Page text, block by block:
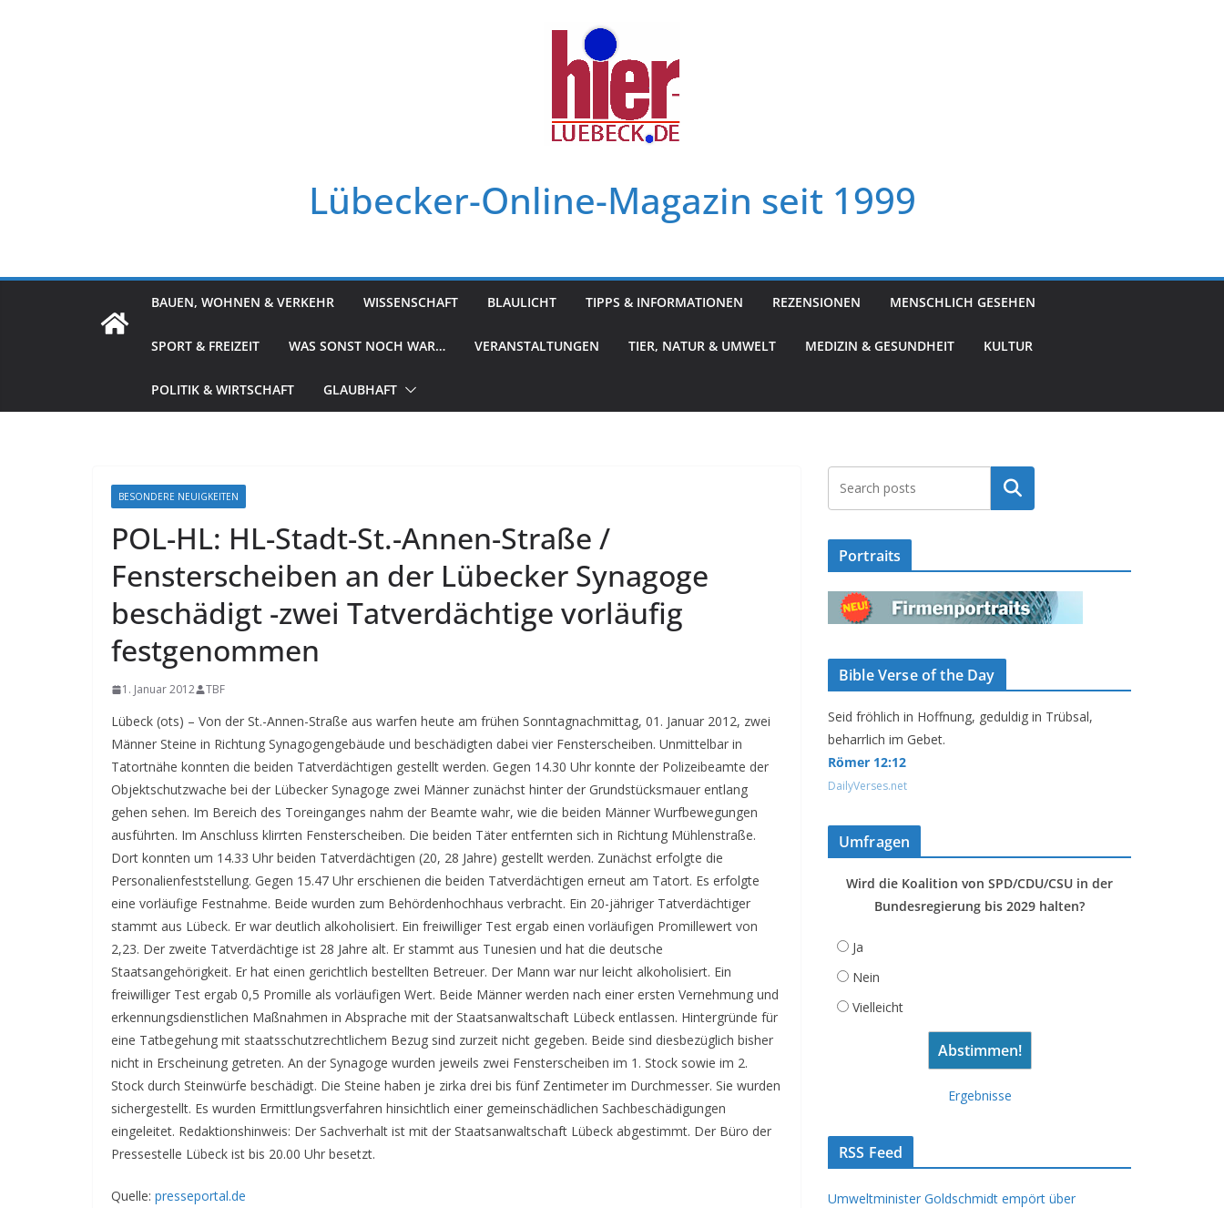
Lübecker-Online-Magazin seit 1999
BAUEN, WOHNEN & VERKEHR WISSENSCHAFT BLAULICHT TIPPS & INFORMATIONEN REZENSIONEN MENSCHLICH GESEHEN
SPORT & FREIZEIT WAS SONST NOCH WAR… VERANSTALTUNGEN TIER, NATUR & UMWELT MEDIZIN & GESUNDHEIT KULTUR
POLITIK & WIRTSCHAFT GLAUBHAFT
BESONDERE NEUIGKEITEN
POL-HL: HL-Stadt-St.-Annen-Straße /
Fensterscheiben an der Lübecker Synagoge
beschädigt -zwei Tatverdächtige vorläufig
festgenommen
1. Januar 2012 TBF
Lübeck (ots) – Von der St.-Annen-Straße aus warfen heute am frühen Sonntagnachmittag, 01. Januar 2012, zwei
Männer Steine in Richtung Synagogengebäude und beschädigten dabei vier Fensterscheiben. Unmittelbar in
Tatortnähe konnten die beiden Tatverdächtigen gestellt werden. Gegen 14.30 Uhr konnte der Polizeibeamte der
Objektschutzwache bei der Lübecker Synagoge zwei Männer zunächst hinter der Grundstücksmauer entlang
gehen sehen. Im Bereich des Toreinganges nahm der Beamte wahr, wie die beiden Männer Wurfbewegungen
ausführten. Im Anschluss klirrten Fensterscheiben. Die beiden Täter entfernten sich in Richtung Mühlenstraße.
Dort konnten um 14.33 Uhr beiden Tatverdächtigen (20, 28 Jahre) gestellt werden. Zunächst erfolgte die
Personalienfeststellung. Gegen 15.47 Uhr erschienen die beiden Tatverdächtigen erneut am Tatort. Es erfolgte
eine vorläufige Festnahme. Beide wurden zum Behördenhochhaus verbracht. Ein 20-jähriger Tatverdächtiger
stammt aus Lübeck. Er war deutlich alkoholisiert. Ein freiwilliger Test ergab einen vorläufigen Promillewert von
2,23. Der zweite Tatverdächtige ist 28 Jahre alt. Er stammt aus Tunesien und hat die deutsche
Staatsangehörigkeit. Er hat einen gerichtlich bestellten Betreuer. Der Mann war nur leicht alkoholisiert. Ein
freiwilliger Test ergab 0,5 Promille als vorläufigen Wert. Beide Männer werden nach einer ersten Vernehmung und
erkennungsdienstlichen Maßnahmen in Absprache mit der Staatsanwaltschaft Lübeck entlassen. Hintergründe für
eine Tatbegehung mit staatsschutzrechtlichem Bezug sind zurzeit nicht gegeben. Beide sind diesbezüglich bisher
nicht in Erscheinung getreten. An der Synagoge wurden jeweils zwei Fensterscheiben im 1. Stock sowie im 2.
Stock durch Steinwürfe beschädigt. Die Steine haben je zirka drei bis fünf Zentimeter im Durchmesser. Sie wurden
sichergestellt. Es wurden Ermittlungsverfahren hinsichtlich einer gemeinschädlichen Sachbeschädigungen
eingeleitet. Redaktionshinweis: Der Sachverhalt ist mit der Staatsanwaltschaft Lübeck abgestimmt. Der Büro der
Pressestelle Lübeck ist bis 20.00 Uhr besetzt.
Quelle: presseportal.de
Suchen
Portraits
Bible Verse of the Day
Seid fröhlich in Hoffnung, geduldig in Trübsal,
beharrlich im Gebet.
Römer 12:12
DailyVerses.net
Umfragen
Wird die Koalition von SPD/CDU/CSU in der
Bundesregierung bis 2029 halten?
Ja
Nein
Vielleicht
Ergebnisse
RSS Feed
Umweltminister Goldschmidt empört über